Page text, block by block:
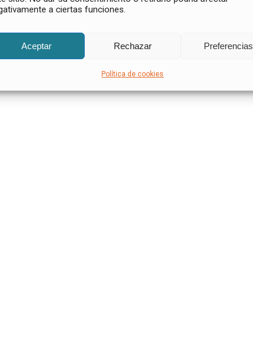
a ciertas funciones.
Aceptar Rechazar Preferencias
Política de cookies